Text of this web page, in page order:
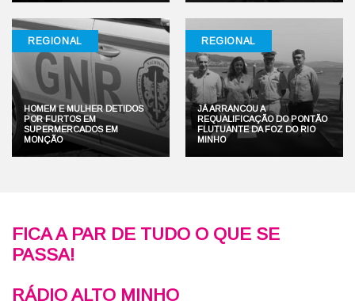
REGIONAL
HOMEM E MULHER DETIDOS
POR FURTOS EM
SUPERMERCADOS EM
MONÇÃO
REGIONAL
JÁ ARRANCOU A
REQUALIFICAÇÃO DO PONTÃO
FLUTUANTE DA FOZ DO RIO
MINHO
FICA A PAR DE TUDO O QUE SE
PASSA!
RÁDIO ALTO MINHO